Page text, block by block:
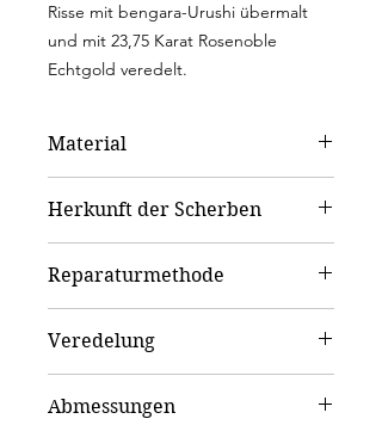
Risse mit bengara-Urushi übermalt
und mit 23,75 Karat Rosenoble
Echtgold veredelt.
Material
Herkunft der Scherben
Reparaturmethode
Veredelung
23.75 Carat Rosenoble gold
Abmessungen